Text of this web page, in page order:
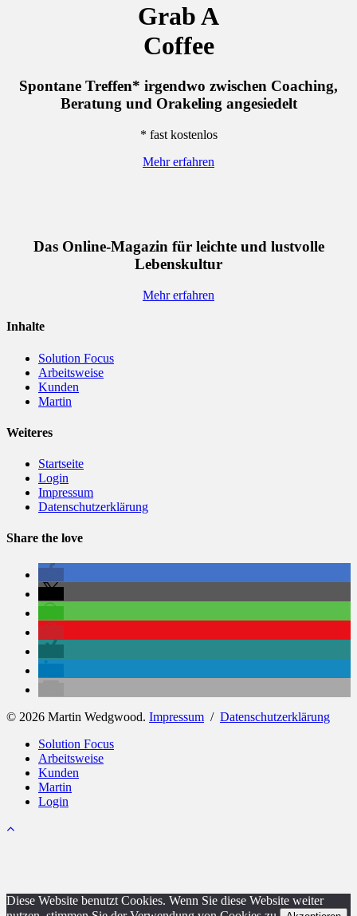
Grab A
Coffee
Spontane Treffen* irgendwo zwischen Coaching,
Beratung und Orakeling angesiedelt
* fast kostenlos
Mehr erfahren
Das Online-Magazin für leichte und lustvolle
Lebenskultur
Mehr erfahren
Inhalte
Solution Focus
Arbeitsweise
Kunden
Martin
Weiteres
Startseite
Login
Impressum
Datenschutzerklärung
Share the love
© 2026 Martin Wedgwood. Impressum / Datenschutzerklärung
Close
Menu
Solution Focus
Arbeitsweise
Kunden
Martin
Login
Diese Website benutzt Cookies. Wenn Sie diese Website weiter